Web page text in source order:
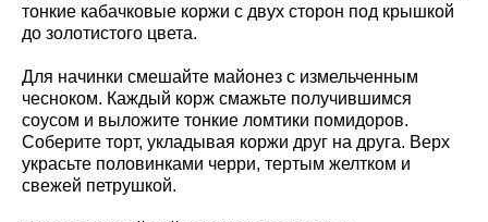
тонкие кабачковые коржи с двух сторон под крышкой
до золотистого цвета.
Для начинки смешайте майонез с измельченным
чесноком. Каждый корж смажьте получившимся
соусом и выложите тонкие ломтики помидоров.
Соберите торт, укладывая коржи друг на друга. Верх
украсьте половинками черри, тертым желтком и
свежей петрушкой.